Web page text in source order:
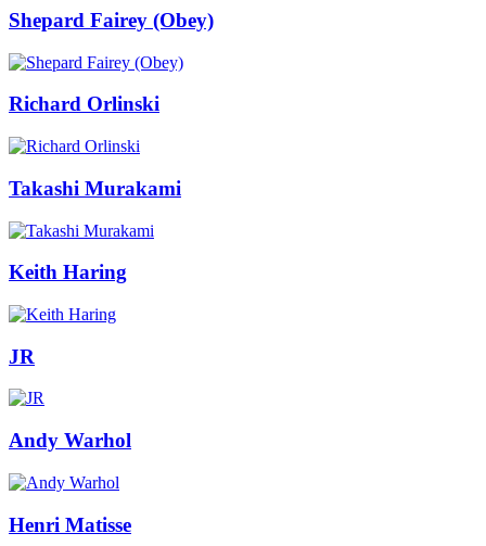
Shepard Fairey (Obey)
Richard Orlinski
Takashi Murakami
Keith Haring
JR
Andy Warhol
Henri Matisse